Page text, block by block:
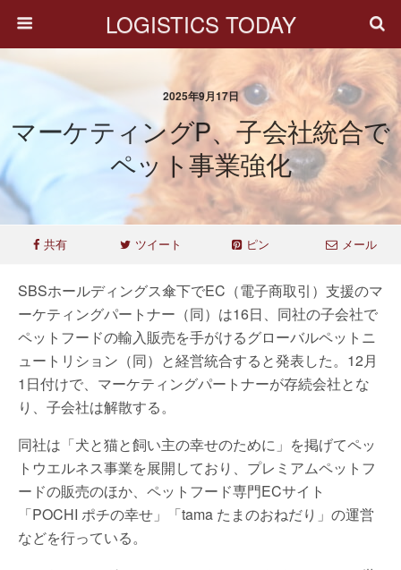
LOGISTICS TODAY
2025年9月17日
マーケティングP、子会社統合で
ペット事業強化
共有 ツイート ピン メール
SBSホールディングス傘下でEC（電子商取引）支援のマ
ーケティングパートナー（同）は16日、同社の子会社で
ペットフードの輸入販売を手がけるグローバルペットニ
ュートリション（同）と経営統合すると発表した。12月
1日付けで、マーケティングパートナーが存続会社とな
り、子会社は解散する。
同社は「犬と猫と飼い主の幸せのために」を掲げてペッ
トウエルネス事業を展開しており、プレミアムペットフ
ードの販売のほか、ペットフード専門ECサイト
「POCHI ポチの幸せ」「tama たまのおねだり」の運営
などを行っている。